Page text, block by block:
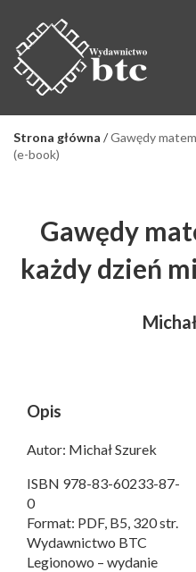
Strona główna /Gawędy
(e-book)
Gawędy
każdy dzień
Opis
Autor: Michał Szurek
ISBN 978-83-60233-87-
0
Format: PDF, B5, 320 str.
Wydawnictwo BTC
Legionowo – wydanie